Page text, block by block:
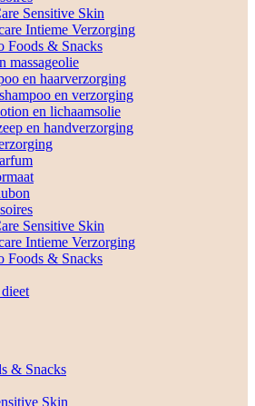
Sensitive Skin
Intieme Verzorging
Foods & Snacks
massageolie
en haarverzorging
en verzorging
en lichaamsolie
en handverzorging
Sensitive Skin
Intieme Verzorging
Foods & Snacks
& Snacks
Skin